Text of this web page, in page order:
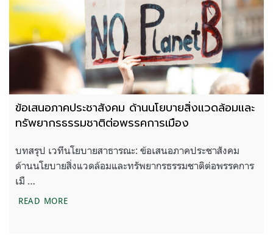
ข้อเสนอภาคประชาสังคม ด้านนโยบายสิ่งแวดล้อมและ
ทรัพยากรธรรมชาติต่อพรรคการเมือง
บทสรุป เวทีนโยบายสาธารณะ: ข้อเสนอภาคประชาสังคม
ด้านนโยบายสิ่งแวดล้อมและทรัพยากรธรรมชาติต่อพรรคการ
เมื …
READ MOREข้อเสนอภาคประชาสังคม ด้านนโยบายสิ่งแวดล้อมแล